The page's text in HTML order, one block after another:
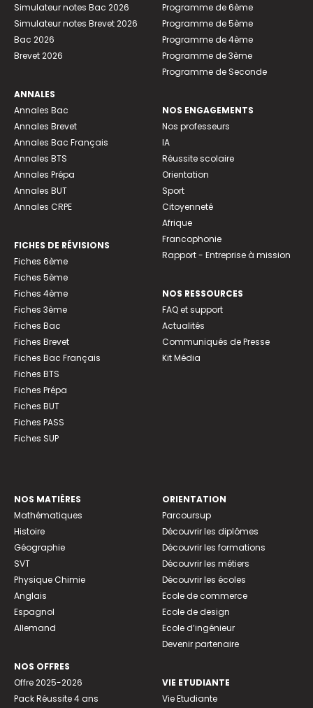
Simulateur notes Bac 2026
Simulateur notes Brevet 2026
Bac 2026
Brevet 2026
ANNALES
Annales Bac
Annales Brevet
Annales Bac Français
Annales BTS
Annales Prépa
Annales BUT
Annales CRPE
FICHES DE RÉVISIONS
Fiches 6ème
Fiches 5ème
Fiches 4ème
Fiches 3ème
Fiches Bac
Fiches Brevet
Fiches Bac Français
Fiches BTS
Fiches Prépa
Fiches BUT
Fiches PASS
Fiches SUP
Programme de 6ème
Programme de 5ème
Programme de 4ème
Programme de 3ème
Programme de Seconde
NOS ENGAGEMENTS
Nos professeurs
IA
Réussite scolaire
Orientation
Sport
Citoyenneté
Afrique
Francophonie
Rapport - Entreprise à mission
NOS RESSOURCES
FAQ et support
Actualités
Communiqués de Presse
Kit Média
NOS MATIÈRES
Mathématiques
Histoire
Géographie
SVT
Physique Chimie
Anglais
Espagnol
Allemand
NOS OFFRES
Offre 2025-2026
Pack Réussite 4 ans
ORIENTATION
Parcoursup
Découvrir les diplômes
Découvrir les formations
Découvrir les métiers
Découvrir les écoles
Ecole de commerce
Ecole de design
Ecole d’ingénieur
Devenir partenaire
VIE ETUDIANTE
Vie Etudiante